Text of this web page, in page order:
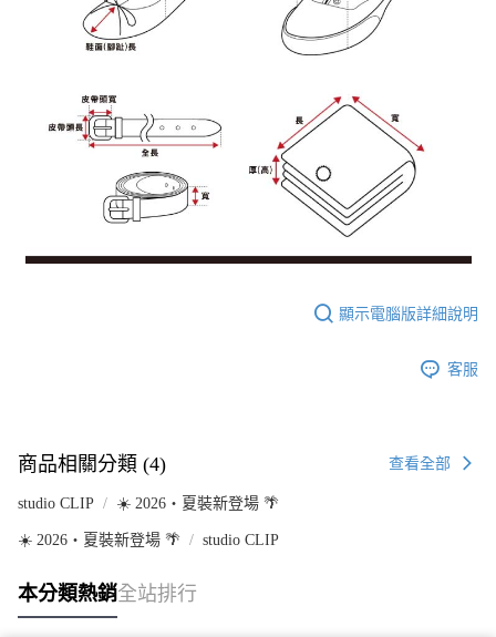
顯示電腦版詳細說明
客服
商品相關分類 (4) 查看全部
studio CLIP ☀️ 2026・夏裝新登場 🌴
☀️ 2026・夏裝新登場 🌴 studio CLIP
本分類熱銷全站排行